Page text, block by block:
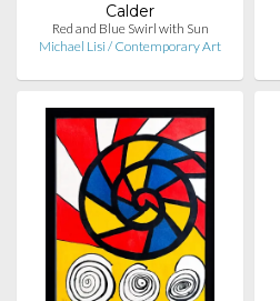
Calder
Red and Blue Swirl with Sun
Michael Lisi / Contemporary Art